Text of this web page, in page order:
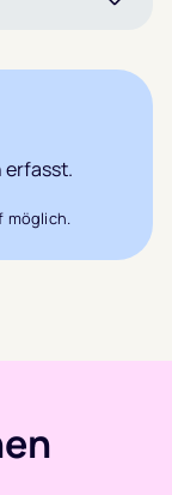
erfasst.
möglich.